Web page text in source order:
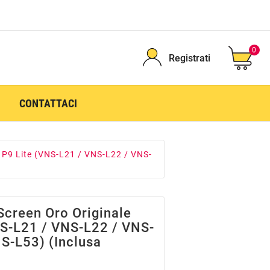
Registrati
0
CONTATTACI
Lite (VNS-L21 / VNS-L22 / VNS-
Oro Originale
L21 / VNS-L22 / VNS-
L53) (inclusa